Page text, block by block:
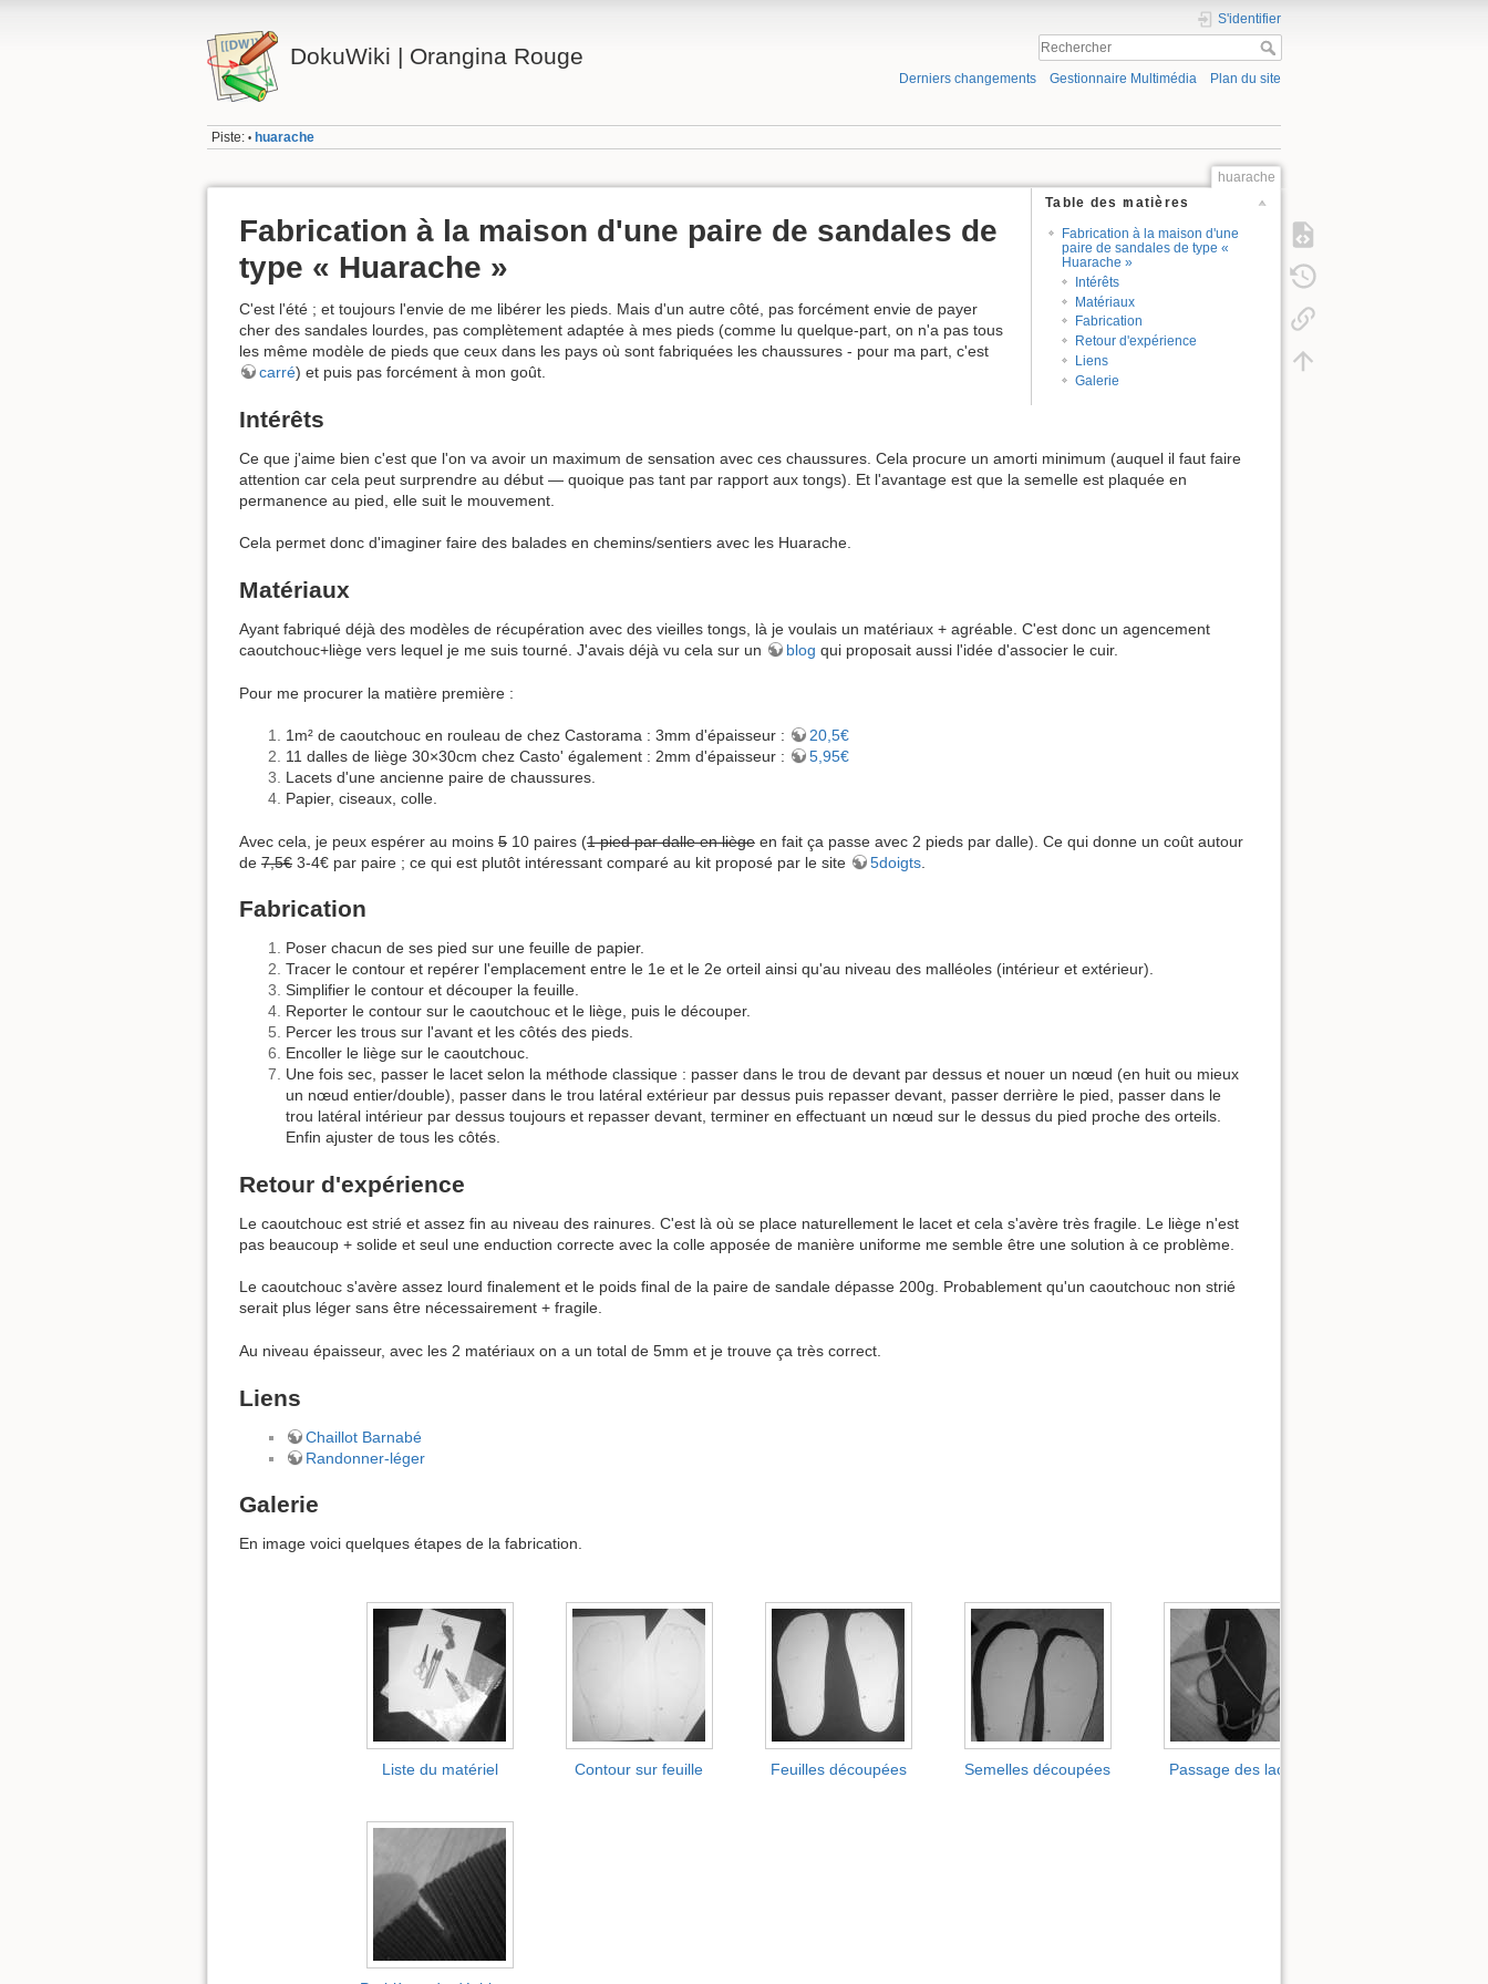
DokuWiki | Orangina Rouge
S'identifier
Derniers changements Gestionnaire Multimédia Plan du site
Piste: • huarache
huarache
Table des matières
Fabrication à la maison d'une
paire de sandales de type «
Huarache »
Intérêts
Matériaux
Fabrication
Retour d'expérience
Liens
Galerie
Fabrication à la maison d'une paire de sandales de
type « Huarache »
C'est l'été ; et toujours l'envie de me libérer les pieds. Mais d'un autre côté, pas forcément envie de payer
cher des sandales lourdes, pas complètement adaptée à mes pieds (comme lu quelque-part, on n'a pas tous
les même modèle de pieds que ceux dans les pays où sont fabriquées les chaussures - pour ma part, c'est
carré) et puis pas forcément à mon goût.
Intérêts
Ce que j'aime bien c'est que l'on va avoir un maximum de sensation avec ces chaussures. Cela procure un amorti minimum (auquel il faut faire
attention car cela peut surprendre au début — quoique pas tant par rapport aux tongs). Et l'avantage est que la semelle est plaquée en
permanence au pied, elle suit le mouvement.
Cela permet donc d'imaginer faire des balades en chemins/sentiers avec les Huarache.
Matériaux
Ayant fabriqué déjà des modèles de récupération avec des vieilles tongs, là je voulais un matériaux + agréable. C'est donc un agencement
caoutchouc+liège vers lequel je me suis tourné. J'avais déjà vu cela sur un
blog qui proposait aussi l'idée d'associer le cuir.
Pour me procurer la matière première :
1m² de caoutchouc en rouleau de chez Castorama : 3mm d'épaisseur :
20,5€
11 dalles de liège 30×30cm chez Casto' également : 2mm d'épaisseur :
5,95€
Lacets d'une ancienne paire de chaussures.
Papier, ciseaux, colle.
Avec cela, je peux espérer au moins 5 10 paires (1 pied par dalle en liège en fait ça passe avec 2 pieds par dalle). Ce qui donne un coût autour
de 7,5€ 3-4€ par paire ; ce qui est plutôt intéressant comparé au kit proposé par le site 5doigts
Fabrication
Poser chacun de ses pied sur une feuille de papier.
Tracer le contour et repérer l'emplacement entre le 1e et le 2e orteil ainsi qu'au niveau des malléoles (intérieur et extérieur).
Simplifier le contour et découper la feuille.
Reporter le contour sur le caoutchouc et le liège, puis le découper.
Percer les trous sur l'avant et les côtés des pieds.
Encoller le liège sur le caoutchouc.
Une fois sec, passer le lacet selon la méthode classique : passer dans le trou de devant par dessus et nouer un nœud (en huit ou mieux
un nœud entier/double), passer dans le trou latéral extérieur par dessus puis repasser devant, passer derrière le pied, passer dans le
trou latéral intérieur par dessus toujours et repasser devant, terminer en effectuant un nœud sur le dessus du pied proche des orteils.
Enfin ajuster de tous les côtés.
Retour d'expérience
Le caoutchouc est strié et assez fin au niveau des rainures. C'est là où se place naturellement le lacet et cela s'avère très fragile. Le liège n'est
pas beaucoup + solide et seul une enduction correcte avec la colle apposée de manière uniforme me semble être une solution à ce problème.
Le caoutchouc s'avère assez lourd finalement et le poids final de la paire de sandale dépasse 200g. Probablement qu'un caoutchouc non strié
serait plus léger sans être nécessairement + fragile.
Au niveau épaisseur, avec les 2 matériaux on a un total de 5mm et je trouve ça très correct.
Liens
Chaillot Barnabé
Randonner-léger
Galerie
En image voici quelques étapes de la fabrication.
Liste du matériel Contour sur feuille Feuilles découpées Semelles découpées Passage des lacets